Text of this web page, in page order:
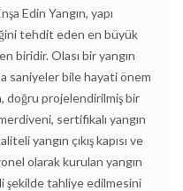
Edin Yangın, yapı
tehdit eden en büyük
biridir. Olası bir yangın
saniyeler bile hayati önem
doğru projelendirilmiş bir
sertifikalı yangın
yangın çıkış kapısı ve
olarak kurulan yangın
şekilde tahliye edilmesini